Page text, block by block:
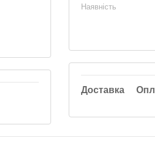
Наявність
Доставка